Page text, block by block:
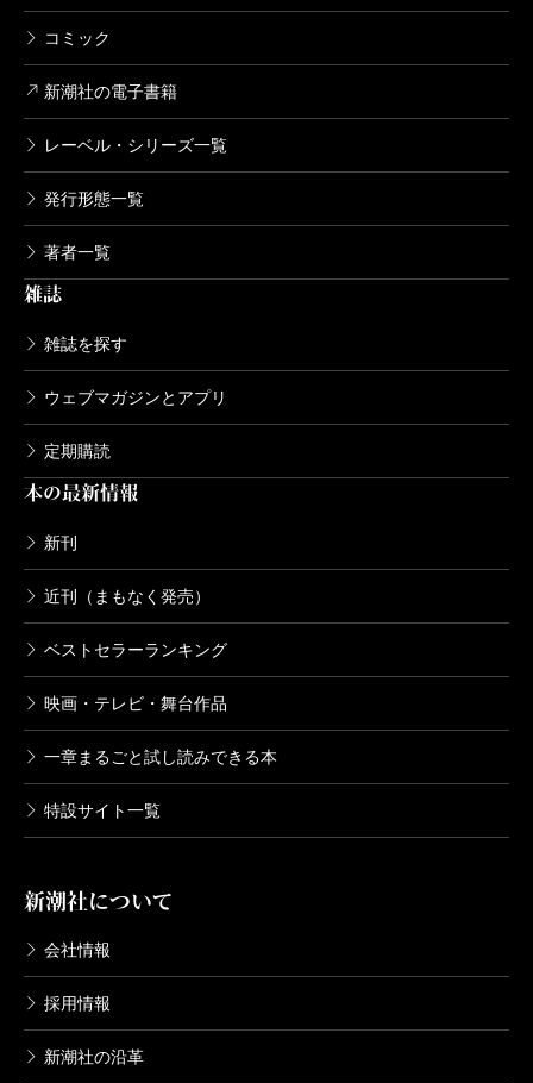
まれた子供5人を次々に乳児院に放り込み、出生届すら
出さない場合もあった。この母親のいきあたりばった
りの性格を、男はそっくり受け継いでいるという。
しかし、この「モンスター」も、劣悪な家庭に育っ
たゆえにこうなったと推察できる。すると、その親も
またその親も、となり、とめどない悪循環だ。この悪
深く考えさせる。
最終章はその答えでもある。あるNPO法人の取り組
みだが、「赤ちゃんポスト」とともにいわば、“対症療
される赤ん坊を確実に救うことができる。読者は陰惨
な事件の果てに、一筋の希望を感じるはずだ。
（ふくだ・ますみ ノンフィクション作家）
コミック
新潮社の電子書籍
レーベル・シリーズ一覧
発行形態一覧
著者一覧
雑誌
雑誌を探す
ウェブマガジンとアプリ
定期購読
本の最新情報
新刊
近刊（まもなく発売）
ベストセラーランキング
映画・テレビ・舞台作品
一章まるごと試し読みできる本
特設サイト一覧
新潮社について
会社情報
採用情報
新潮社の沿革